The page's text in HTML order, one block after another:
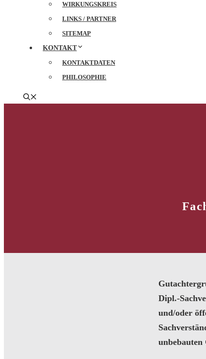
WIRKUNGSKREIS
LINKS / PARTNER
SITEMAP
KONTAKT
KONTAKTDATEN
PHILOSOPHIE
Dipl.-
und/oder